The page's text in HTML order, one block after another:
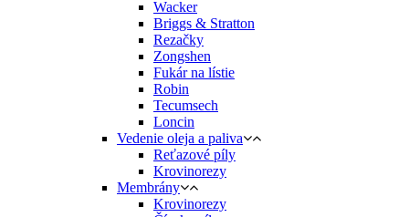
Wacker
Briggs & Stratton
Rezačky
Zongshen
Fukár na lístie
Robin
Tecumsech
Loncin
Vedenie oleja a paliva
Reťazové píly
Krovinorezy
Membrány
Krovinorezy